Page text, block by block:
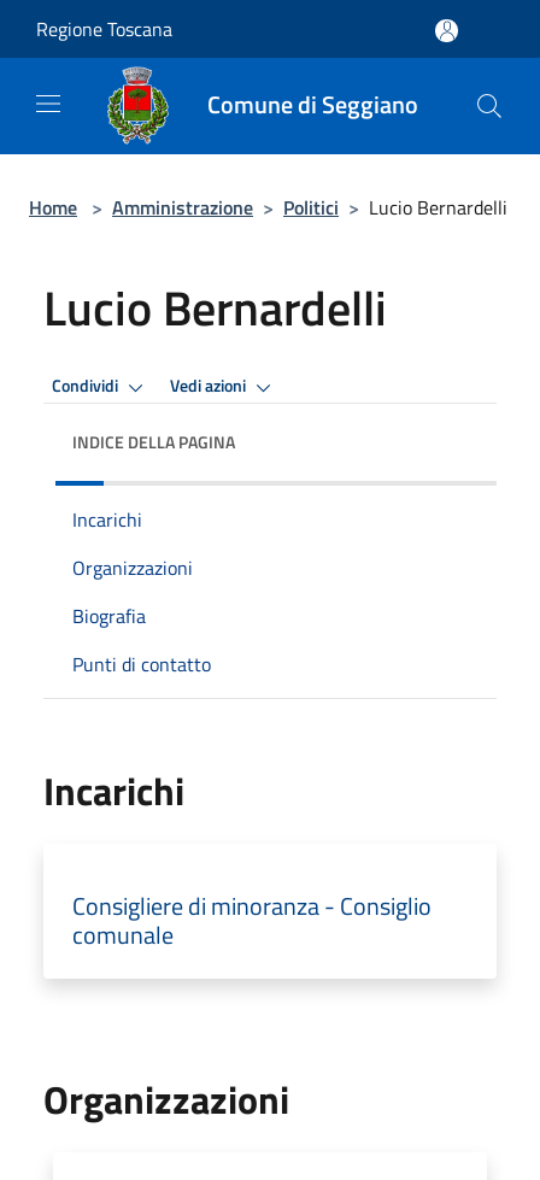
Regione Toscana
Comune di Seggiano
Home > Amministrazione > Politici > Lucio Bernardelli
Lucio Bernardelli
Condividi Vedi azioni
INDICE DELLA PAGINA
Incarichi
Organizzazioni
Biografia
Punti di contatto
Incarichi
Consigliere di minoranza - Consiglio
comunale
Organizzazioni